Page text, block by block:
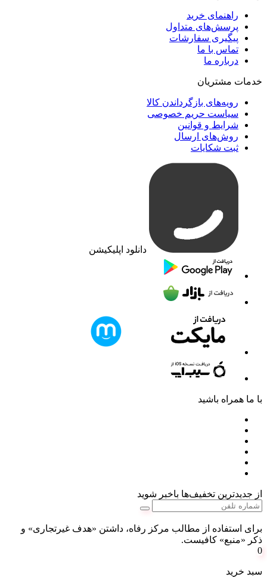
راهنمای خرید
پرسش‌های متداول
پیگیری سفارشات
تماس با ما
درباره ما
خدمات مشتریان
رویه‌های بازگرداندن کالا
سیاست حریم خصوصی
شرایط و قوانین
روش‌های ارسال
ثبت شکایات
دانلود اپلیکیشن
با ما همراه باشید
از جدیدترین تخفیف‌ها باخبر شوید
برای استفاده از مطالب مرکز رفاه، داشتن «هدف غیرتجاری» و
ذکر «منبع» کافیست.
0
سبد خرید